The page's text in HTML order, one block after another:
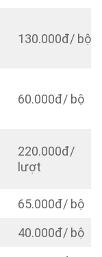
130.000đ/ bộ
60.000đ/ bộ
220.000đ/
lượt
65.000đ/ bộ
40.000đ/ bộ